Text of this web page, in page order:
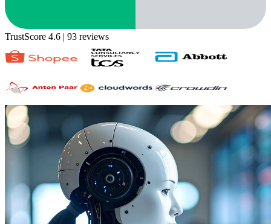
TrustScore 4.6 | 93 reviews